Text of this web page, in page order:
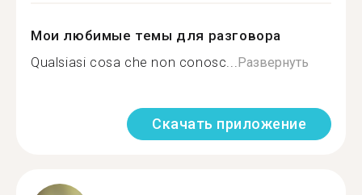
Мои любимые темы для разговора
Qualsiasi cosa che non conosc...Развернуть
Скачать приложение